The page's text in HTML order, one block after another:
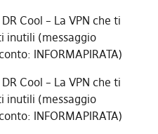
DR Cool – La VPN che ti
inutili (messaggio
INFORMAPIRATA)
DR Cool – La VPN che ti
inutili (messaggio
INFORMAPIRATA)